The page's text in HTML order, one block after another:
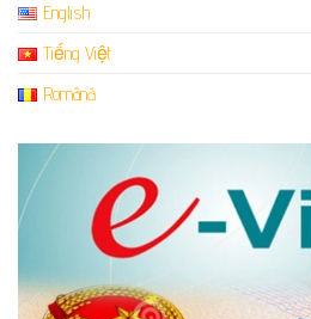
English
Tiếng Việt
Română